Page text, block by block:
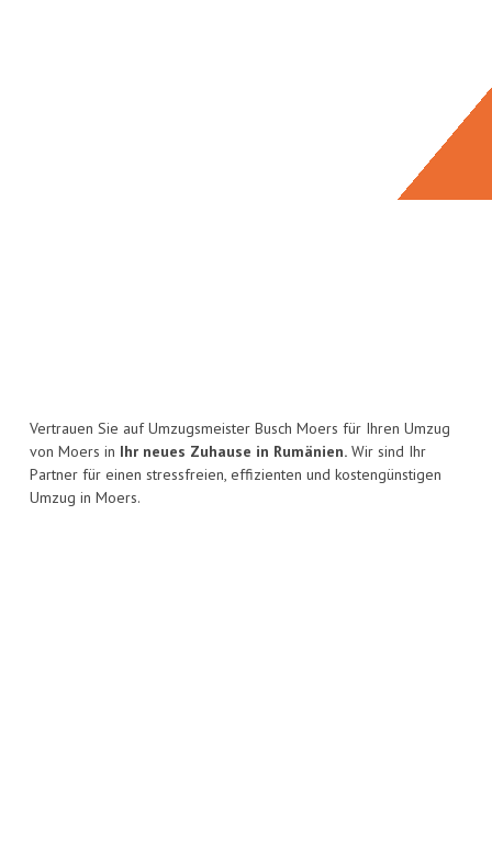
Vertrauen Sie auf Umzugsmeister Busch Moers für Ihren Umzug
von Moers in Ihr neues Zuhause in Rumänien. Wir sind Ihr
Partner für einen stressfreien, effizienten und kostengünstigen
Umzug in Moers.